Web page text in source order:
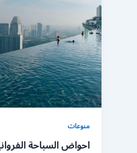
منوعات
احواض السباحة